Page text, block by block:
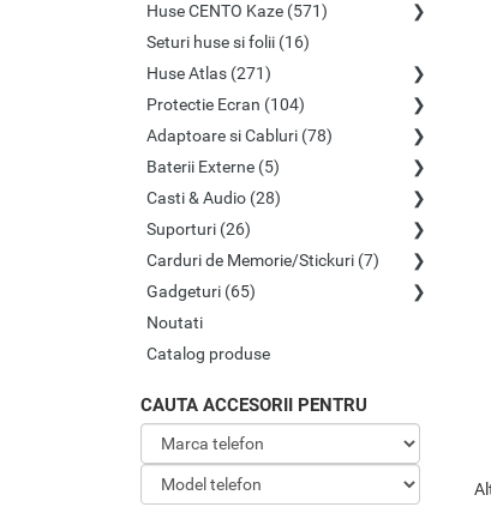
Huse CENTO Kaze (571)
Seturi huse si folii (16)
Huse Atlas (271)
Protectie Ecran (104)
Adaptoare si Cabluri (78)
Baterii Externe (5)
Casti & Audio (28)
Suporturi (26)
Carduri de Memorie/Stickuri (7)
Gadgeturi (65)
Noutati
Catalog produse
CAUTA ACCESORII PENTRU